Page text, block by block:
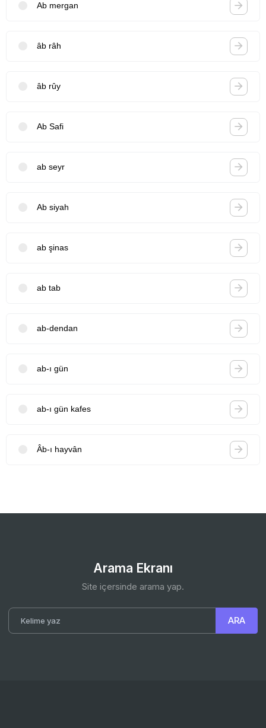
Ab mergan
âb râh
âb rûy
Ab Safi
ab seyr
Ab siyah
ab şinas
ab tab
ab-dendan
ab-ı gün
ab-ı gün kafes
Âb-ı hayvân
Arama Ekranı
Site içersinde arama yap.